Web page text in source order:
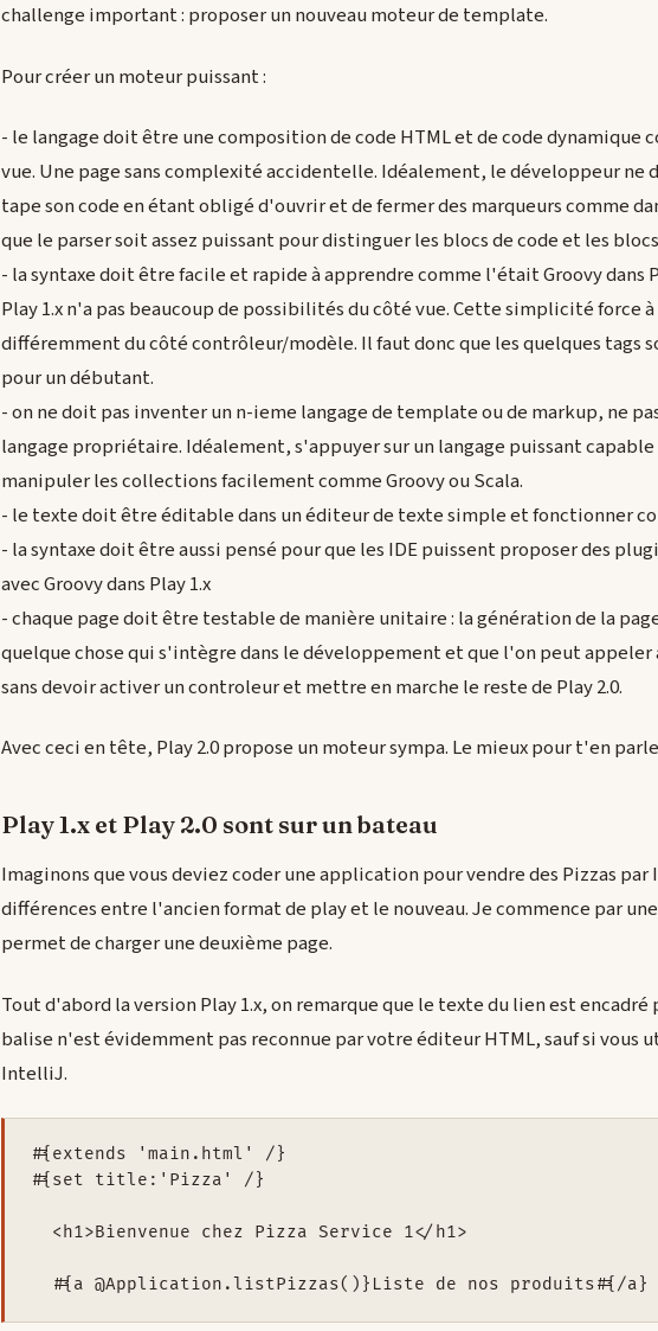
challenge important : proposer un nouveau moteur de template.
Pour créer un moteur puissant :
- le langage doit être une composition de code HTML et de code dynamique
vue. Une page sans complexité accidentelle. Idéalement, le développeur
tape son code en étant obligé d'ouvrir et de fermer des marqueurs comme
que le parser soit assez puissant pour distinguer les blocs de code et les
- la syntaxe doit être facile et rapide à apprendre comme l'était Groovy dans
Play 1.x n'a pas beaucoup de possibilités du côté vue. Cette simplicité force à
différemment du côté contrôleur/modèle. Il faut donc que les quelques tags
pour un débutant.
- on ne doit pas inventer un n-ieme langage de template ou de markup, ne
langage propriétaire. Idéalement, s'appuyer sur un langage puissant
manipuler les collections facilement comme Groovy ou Scala.
- le texte doit être éditable dans un éditeur de texte simple et fonctionner
- la syntaxe doit être aussi pensé pour que les IDE puissent proposer des
avec Groovy dans Play 1.x
- chaque page doit être testable de manière unitaire : la génération de la
quelque chose qui s'intègre dans le développement et que l'on peut
sans devoir activer un controleur et mettre en marche le reste de Play 2.0.
Avec ceci en tête, Play 2.0 propose un moteur sympa. Le mieux pour t'en
Play 1.x et Play 2.0 sont sur un bateau
Imaginons que vous deviez coder une application pour vendre des Pizzas
différences entre l'ancien format de play et le nouveau. Je commence par
permet de charger une deuxième page.
Tout d'abord la version Play 1.x, on remarque que le texte du lien est encadré
balise n'est évidemment pas reconnue par votre éditeur HTML, sauf si vous
IntelliJ.
#{extends 'main.html' /}
#{set title:'Pizza' /}
  <h1>Bienvenue chez Pizza Service 1</h1>
  #{a @Application.listPizzas()}Liste de nos produits#{/a}